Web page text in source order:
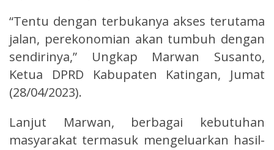
“Tentu dengan terbukanya akses terutama
jalan, perekonomian akan tumbuh dengan
sendirinya,” Ungkap Marwan Susanto,
Ketua DPRD Kabupaten Katingan, Jumat
(28/04/2023).
Lanjut Marwan, berbagai kebutuhan
masyarakat termasuk mengeluarkan hasil-